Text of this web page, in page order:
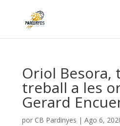
Oriol Besora,
treball a les
Gerard
por CB Pardinyes | Ago 6,